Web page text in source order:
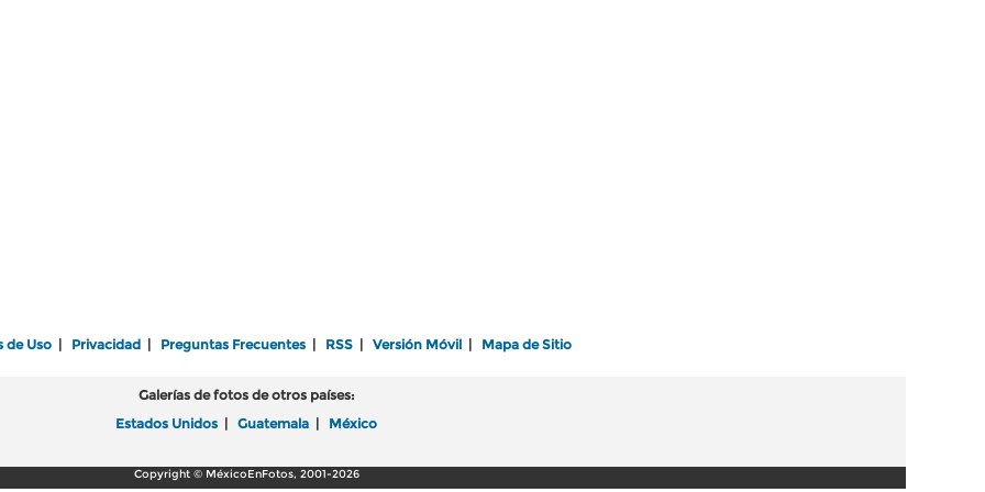
de Uso Privacidad Preguntas Frecuentes RSS Versión Móvil Mapa de Sitio
Galerías de fotos de otros países:
Estados Unidos
Guatemala México
Copyright © MéxicoEnFotos, 2001-2026